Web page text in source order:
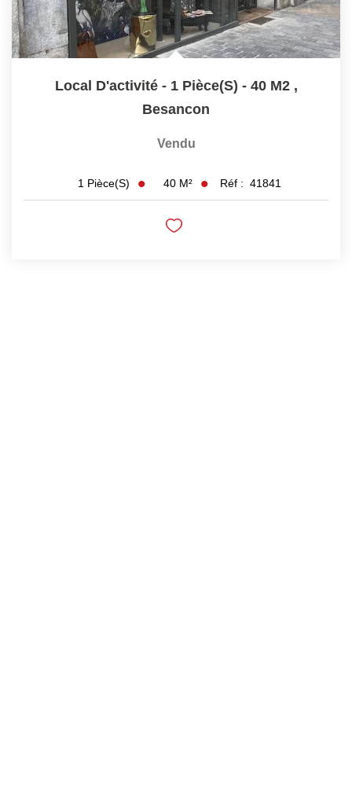
Local D'activité - 1 Pièce(s) - 40 M2 ,
Besancon
Vendu
1 Pièce(s) 40 M² Réf : 41841